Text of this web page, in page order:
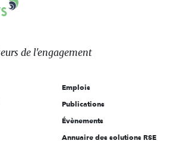
de l'engagement
Emplois
Publications
Évènements
Annuaire des solutions RSE